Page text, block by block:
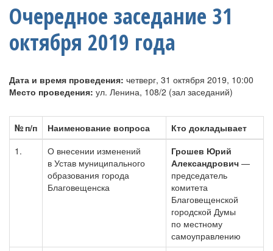
Очередное заседание 31
октября 2019 года
Дата и время проведения: четверг, 31 октября 2019, 10:00
Место проведения: ул. Ленина, 108/2 (зал заседаний)
№ п/п Наименование вопроса
Кто докладывает
1.
О внесении изменений
в Устав муниципального
образования города
Благовещенска
Грошев Юрий
Александрович —
председатель
комитета
Благовещенской
городской Думы
по местному
самоуправлению